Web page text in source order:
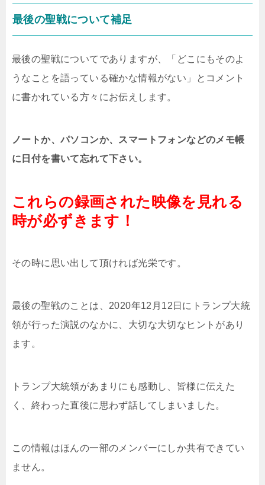
最後の聖戦について補足
最後の聖戦についてでありますが、「どこにもそのよ
うなことを語っている確かな情報がない」とコメント
に書かれている方々にお伝えします。
ノートか、パソコンか、スマートフォンなどのメモ帳
に日付を書いて忘れて下さい。
これらの録画された映像を見れる
時が必ずきます！
その時に思い出して頂ければ光栄です。
最後の聖戦のことは、2020年12月12日にトランプ大統
領が行った演説のなかに、大切な大切なヒントがあり
ます。
トランプ大統領があまりにも感動し、皆様に伝えた
く、終わった直後に思わず話してしまいました。
この情報はほんの一部のメンバーにしか共有できてい
ません。